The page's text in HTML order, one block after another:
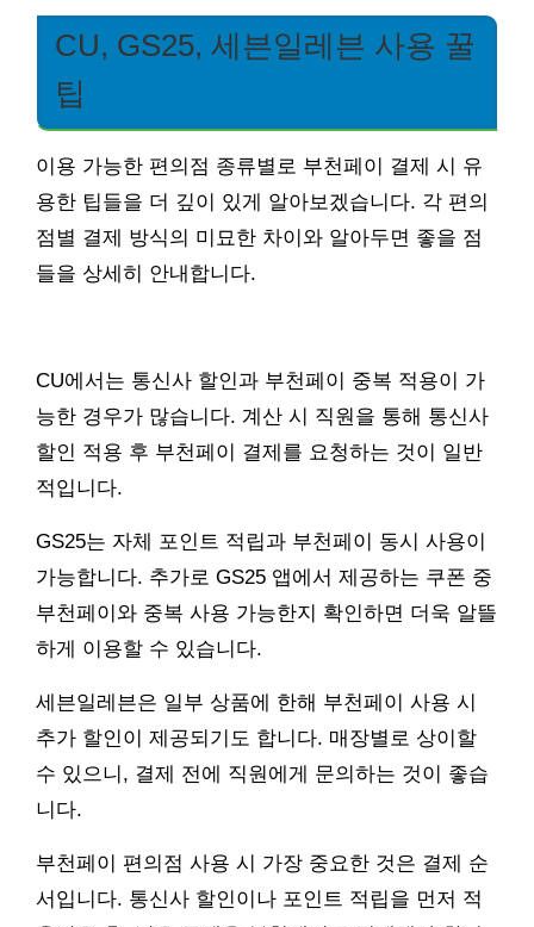
CU, GS25, 세븐일레븐 사용 꿀
팁
이용 가능한 편의점 종류별로 부천페이 결제 시 유
용한 팁들을 더 깊이 있게 알아보겠습니다. 각 편의
점별 결제 방식의 미묘한 차이와 알아두면 좋을 점
들을 상세히 안내합니다.
CU에서는 통신사 할인과 부천페이 중복 적용이 가
능한 경우가 많습니다. 계산 시 직원을 통해 통신사
할인 적용 후 부천페이 결제를 요청하는 것이 일반
적입니다.
GS25는 자체 포인트 적립과 부천페이 동시 사용이
가능합니다. 추가로 GS25 앱에서 제공하는 쿠폰 중
부천페이와 중복 사용 가능한지 확인하면 더욱 알뜰
하게 이용할 수 있습니다.
세븐일레븐은 일부 상품에 한해 부천페이 사용 시
추가 할인이 제공되기도 합니다. 매장별로 상이할
수 있으니, 결제 전에 직원에게 문의하는 것이 좋습
니다.
부천페이 편의점 사용 시 가장 중요한 것은 결제 순
서입니다. 통신사 할인이나 포인트 적립을 먼저 적